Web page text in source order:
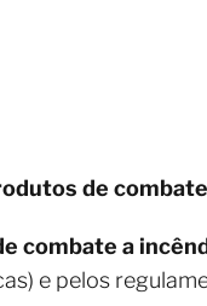
de
combate a
e pelos